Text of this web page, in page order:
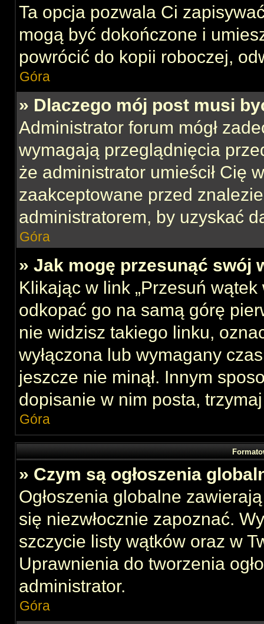
Ta opcja pozwala Ci
mogą być dokończone i
powrócić do kopii roboczej,
Góra
» Dlaczego mój post musi
Administrator forum mógł
wymagają przeglądnięcia
że administrator umieścił Cię
zaakceptowane przed
administratorem, by uzyskać
Góra
» Jak mogę przesunąć swój
Klikając w link „Przesuń
odkopać go na samą górę
nie widzisz takiego linku,
wyłączona lub wymagany
jeszcze nie minął. Innym
dopisanie w nim posta,
Góra
» Czym są ogłoszenia
Ogłoszenia globalne
się niezwłocznie zapoznać.
szczycie listy wątków oraz w
Uprawnienia do tworzenia
administrator.
Góra